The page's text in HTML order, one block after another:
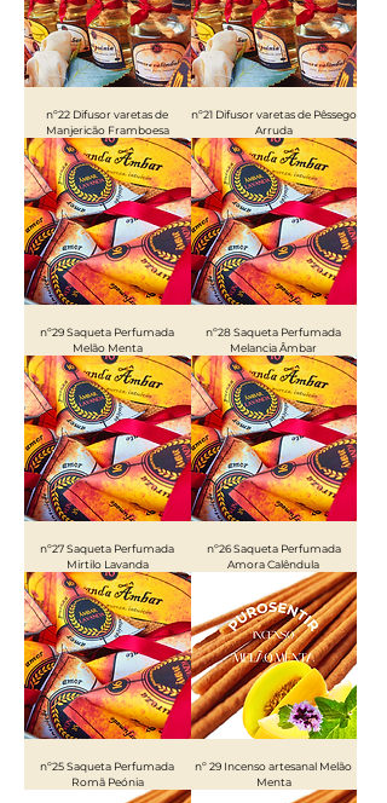
nº22 Difusor varetas de
Manjericão Framboesa
nº21 Difusor varetas de Pêssego
Arruda
nº29 Saqueta Perfumada
Melão Menta
nº28 Saqueta Perfumada
Melancia Âmbar
nº27 Saqueta Perfumada
Mirtilo Lavanda
nº26 Saqueta Perfumada
Amora Calêndula
nº25 Saqueta Perfumada
Romã Peónia
nº 29 Incenso artesanal Melão
Menta